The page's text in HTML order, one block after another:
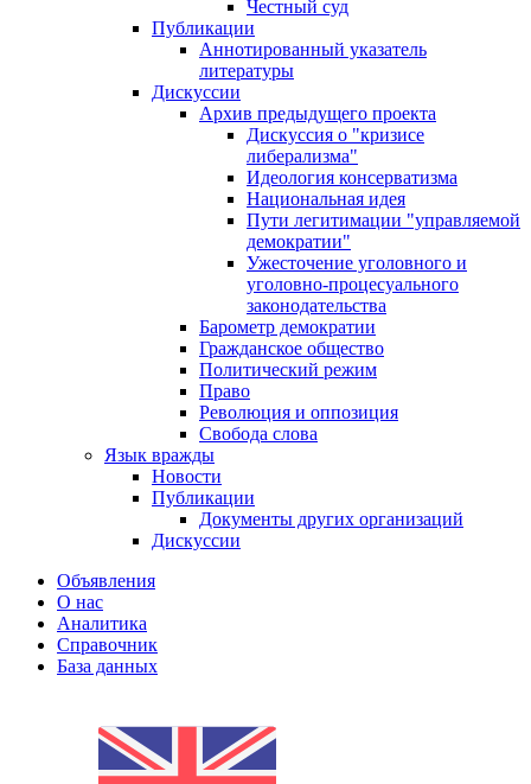
Честный суд
Публикации
Аннотированный указатель
литературы
Дискуссии
Архив предыдущего проекта
Дискуссия о "кризисе
либерализма"
Идеология консерватизма
Национальная идея
Пути легитимации "управляемой
демократии"
Ужесточение уголовного и
уголовно-процесуального
законодательства
Барометр демократии
Гражданское общество
Политический режим
Право
Революция и оппозиция
Свобода слова
Язык вражды
Новости
Публикации
Документы других организаций
Дискуссии
Объявления
О нас
Аналитика
Справочник
База данных